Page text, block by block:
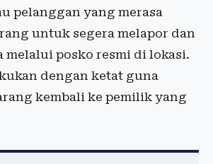
pelanggan yang merasa
untuk segera melapor dan
melalui posko resmi di lokasi.
dengan ketat guna
kembali ke pemilik yang